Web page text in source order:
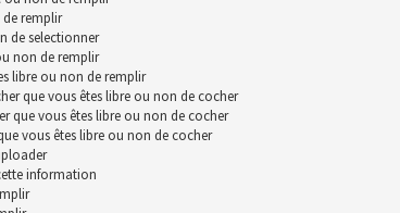
remplir
de selectionner
non de remplir
libre ou non de remplir
que vous êtes libre ou non de cocher
que vous êtes libre ou non de cocher
vous êtes libre ou non de cocher
information